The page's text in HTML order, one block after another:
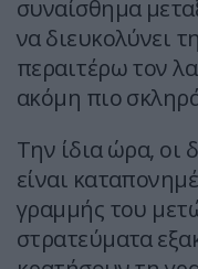
συναίσθημα
να διευκολύνει
περαιτέρω τον
ακόμη πιο
Την ίδια ώρα, οι
είναι
γραμμής του
στρατεύματα